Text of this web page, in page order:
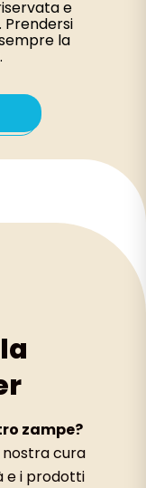
e
Prendersi
la
zampe?
cura
e i prodotti